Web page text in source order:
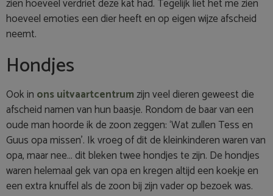
zien hoeveel verdriet deze kat had. Tegelijk liet het me zien
hoeveel emoties een dier heeft en op eigen wijze afscheid
neemt.
Hondjes
Ook in ons uitvaartcentrumzijn veel dieren geweest die
afscheid namen van hun baasje. Rondom de baar van een
oude man hoorde ik de zoon zeggen: ‘Wat zullen Tess en
Guus opa missen’. Ik vroeg of dit de kleinkinderen waren van
opa, maar nee… dit bleken twee hondjes te zijn. De hondjes
waren helemaal gek van opa en kregen altijd een koekje en
een extra knuffel als de zoon bij zijn vader op bezoek was.